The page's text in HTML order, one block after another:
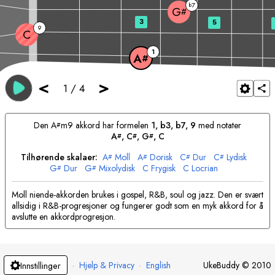
< 1 / 4 >
A# 1
C 9
G#
b7
3 5
Den A#m9 akkord har formelen 1, b3, b7, 9 med notater
A#, C#, G#, C
Tilhørende skalaer: A# Moll A# Dorisk C# Dur C# Lydisk
G# Dur G# Mixolydisk C Frygisk C Locrian
Moll niende-akkorden brukes i gospel, R&B, soul og jazz. Den er svært
allsidig i R&B-progresjoner og fungerer godt som en myk akkord for å
avslutte en akkordprogresjon.
Innstillinger · Hjelp & Privacy · English UkeBuddy © 2010